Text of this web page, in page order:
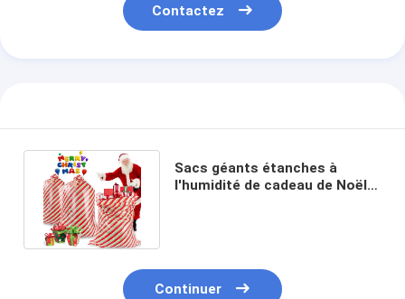
Contactez
Sacs géants étanches à
l'humidité de cadeau de Noël
Continuer